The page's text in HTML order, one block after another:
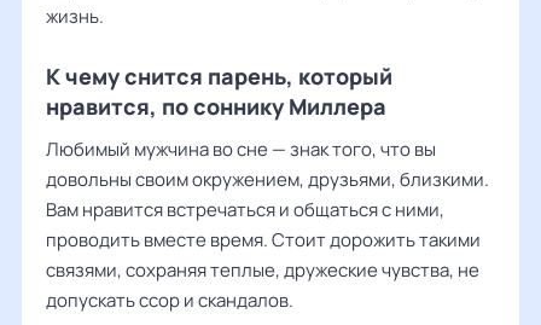
жизнь.
К чему снится парень, который
нравится, по соннику Миллера
Любимый мужчина во сне — знак того, что вы
довольны своим окружением, друзьями, близкими.
Вам нравится встречаться и общаться с ними,
проводить вместе время. Стоит дорожить такими
связями, сохраняя теплые, дружеские чувства, не
допускать ссор и скандалов.